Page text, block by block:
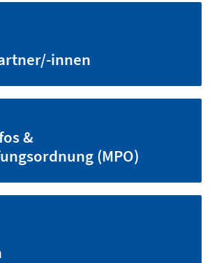
innen
&
(MPO)